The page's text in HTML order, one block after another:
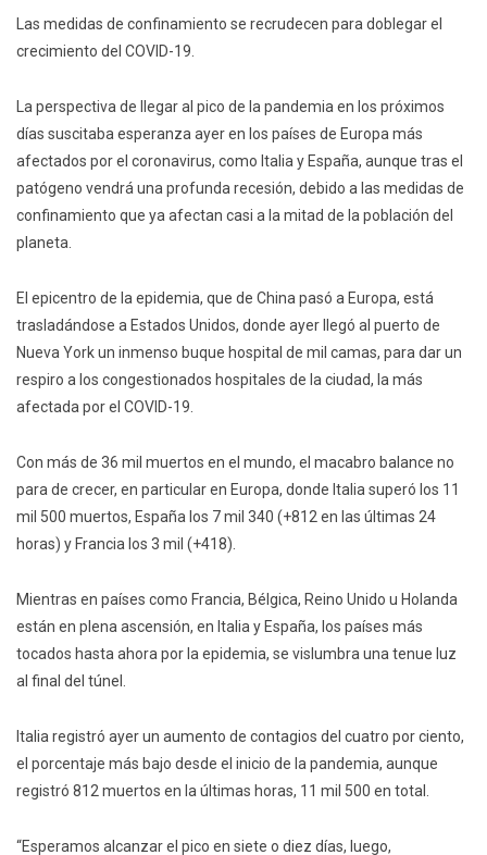
Las medidas de confinamiento se recrudecen para doblegar el
crecimiento del COVID-19.
La perspectiva de llegar al pico de la pandemia en los próximos
días suscitaba esperanza ayer en los países de Europa más
afectados por el coronavirus, como Italia y España, aunque tras el
patógeno vendrá una profunda recesión, debido a las medidas de
confinamiento que ya afectan casi a la mitad de la población del
planeta.
El epicentro de la epidemia, que de China pasó a Europa, está
trasladándose a Estados Unidos, donde ayer llegó al puerto de
Nueva York un inmenso buque hospital de mil camas, para dar un
respiro a los congestionados hospitales de la ciudad, la más
afectada por el COVID-19.
Con más de 36 mil muertos en el mundo, el macabro balance no
para de crecer, en particular en Europa, donde Italia superó los 11
mil 500 muertos, España los 7 mil 340 (+812 en las últimas 24
horas) y Francia los 3 mil (+418).
Mientras en países como Francia, Bélgica, Reino Unido u Holanda
están en plena ascensión, en Italia y España, los países más
tocados hasta ahora por la epidemia, se vislumbra una tenue luz
al final del túnel.
Italia registró ayer un aumento de contagios del cuatro por ciento,
el porcentaje más bajo desde el inicio de la pandemia, aunque
registró 812 muertos en la últimas horas, 11 mil 500 en total.
“Esperamos alcanzar el pico en siete o diez días, luego,